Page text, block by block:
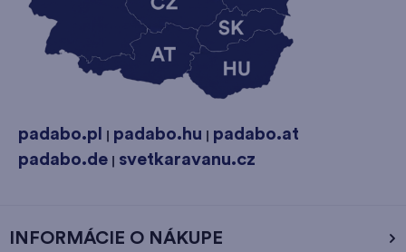
padabo.pl | padabo.hu | padabo.at
padabo.de | svetkaravanu.cz
INFORMÁCIE O NÁKUPE